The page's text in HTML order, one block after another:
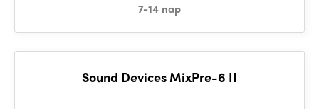
7-14 nap
Sound Devices MixPre-6 II